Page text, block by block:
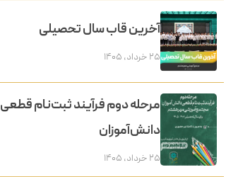
آخرین قاب سال تحصیلی
۲۵ خرداد, ۱۴۰۵
مرحله دوم فرآیند ثبت‌نام قطعی
دانش‌آموزان
۲۵ خرداد, ۱۴۰۵